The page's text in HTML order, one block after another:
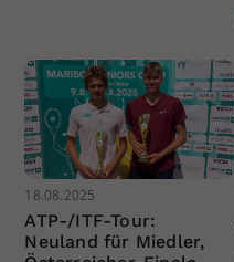
18.08.2025
ATP-/ITF-Tour:
Neuland für Miedler,